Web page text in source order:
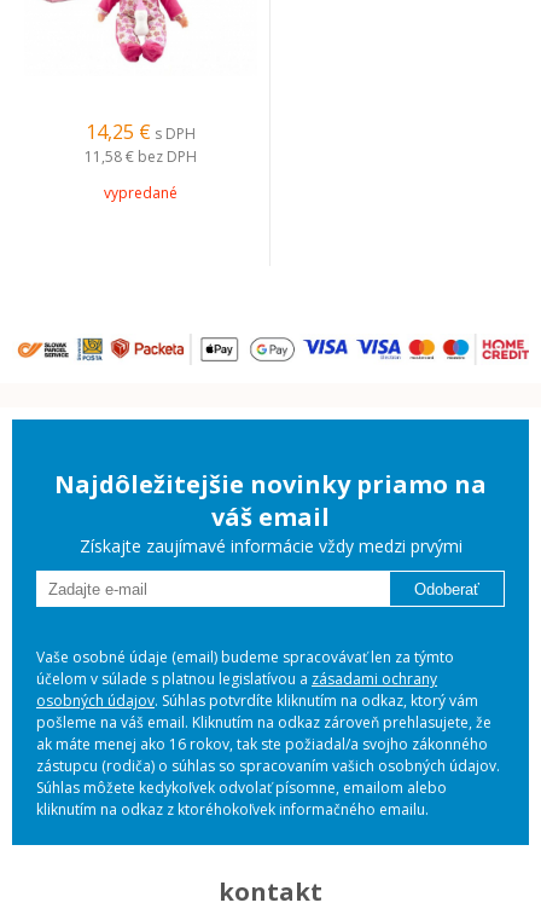
14,25 € s DPH
11,58 € bez DPH
vypredané
Najdôležitejšie novinky priamo na
váš email
Získajte zaujímavé informácie vždy medzi prvými
Odoberať
Vaše osobné údaje (email) budeme spracovávať len za týmto
účelom v súlade s platnou legislatívou a zásadami ochrany
osobných údajov. Súhlas potvrdíte kliknutím na odkaz, ktorý vám
pošleme na váš email. Kliknutím na odkaz zároveň prehlasujete, že
ak máte menej ako 16 rokov, tak ste požiadal/a svojho zákonného
zástupcu (rodiča) o súhlas so spracovaním vašich osobných údajov.
Súhlas môžete kedykoľvek odvolať písomne, emailom alebo
kliknutím na odkaz z ktoréhokoľvek informačného emailu.
kontakt